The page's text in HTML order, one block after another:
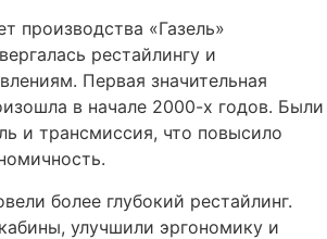
производства «Газель»
рестайлингу и
Первая значительная
в начале 2000-х годов. Были
и трансмиссия, что повысило
более глубокий рестайлинг.
улучшили эргономику и